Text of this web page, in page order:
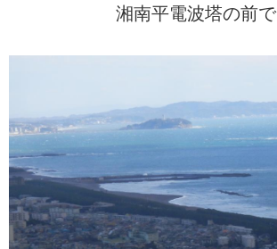
湘南平電波塔の前で